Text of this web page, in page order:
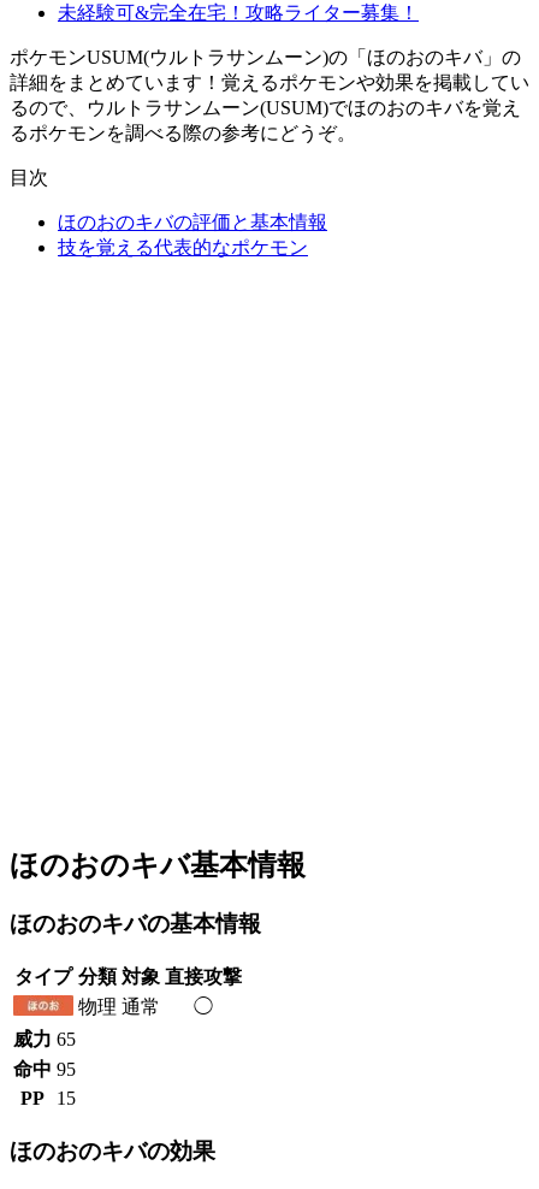
未経験可&完全在宅！攻略ライター募集！
ポケモンUSUM(ウルトラサンムーン)の「ほのおのキバ」の
詳細をまとめています！覚えるポケモンや効果を掲載してい
るので、ウルトラサンムーン(USUM)でほのおのキバを覚え
るポケモンを調べる際の参考にどうぞ。
目次
ほのおのキバの評価と基本情報
技を覚える代表的なポケモン
ほのおのキバ基本情報
ほのおのキバの基本情報
タイプ 分類 対象 直接攻撃
物理 通常
◯
威力 65
命中 95
PP
15
ほのおのキバの効果